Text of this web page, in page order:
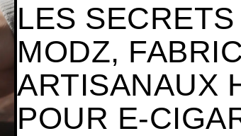
LES
MODZ,
ARTISANAUX
POUR E-